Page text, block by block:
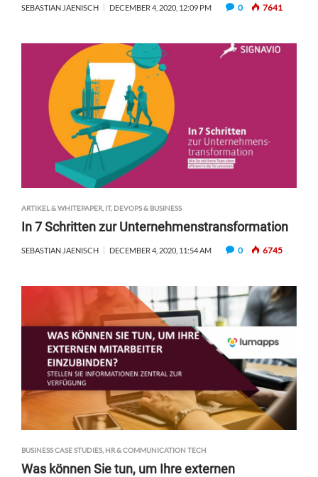
SEBASTIAN JAENISCH DECEMBER 4, 2020, 12:09 PM 0 7641
ARTIKEL & WHITEPAPER IT, DEVOPS & BUSINESS
In 7 Schritten zur Unternehmenstransformation
SEBASTIAN JAENISCH DECEMBER 4, 2020, 11:54 AM 0 6745
BUSINESS CASE STUDIES, HR & COMMUNICATION TECH
Was können Sie tun, um Ihre externen